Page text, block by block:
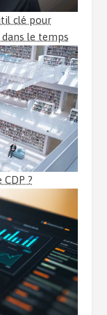
clé pour
le temps
?